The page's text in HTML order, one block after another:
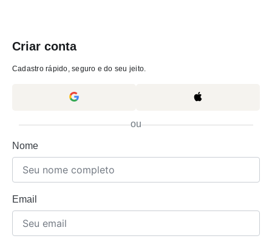
Criar conta
Cadastro rápido, seguro e do seu jeito.
ou
Nome
Email